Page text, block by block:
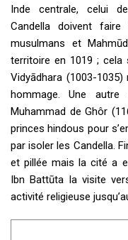
Inde centrale, celui
Candella doivent
musulmans et
territoire en 1019 ;
Vidyādhara (1003-
hommage. Une
Muhammad de Ghôr
princes hindous pour
par isoler les Candella.
et pillée mais la cité a
Ibn Battūta la visite
activité religieuse